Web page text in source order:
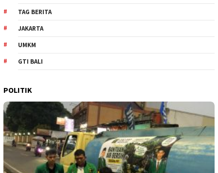
TAG BERITA
JAKARTA
UMKM
GTI BALI
POLITIK